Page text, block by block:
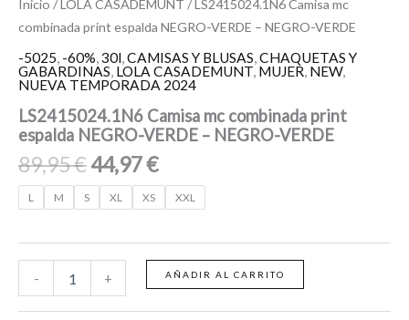
Inicio /LOLA CASADEMUNT / LS2415024.1N6 Camisa mc
combinada print espalda NEGRO-VERDE – NEGRO-VERDE
-5025, -60%,30l,CAMISAS Y BLUSAS,CHAQUETAS Y
GABARDINAS, LOLA CASADEMUNT, MUJER, NEW,
NUEVA TEMPORADA 2024
LS2415024.1N6 Camisa mc combinada print
espalda NEGRO-VERDE – NEGRO-VERDE
89,95€
89,95 €.
44,97€
44,97 €.
L M S XL XS XXL
-
NEGRO-
VERDE
-
NEGRO-
VERDE
cantidad
+ AÑADIR AL CARRITO